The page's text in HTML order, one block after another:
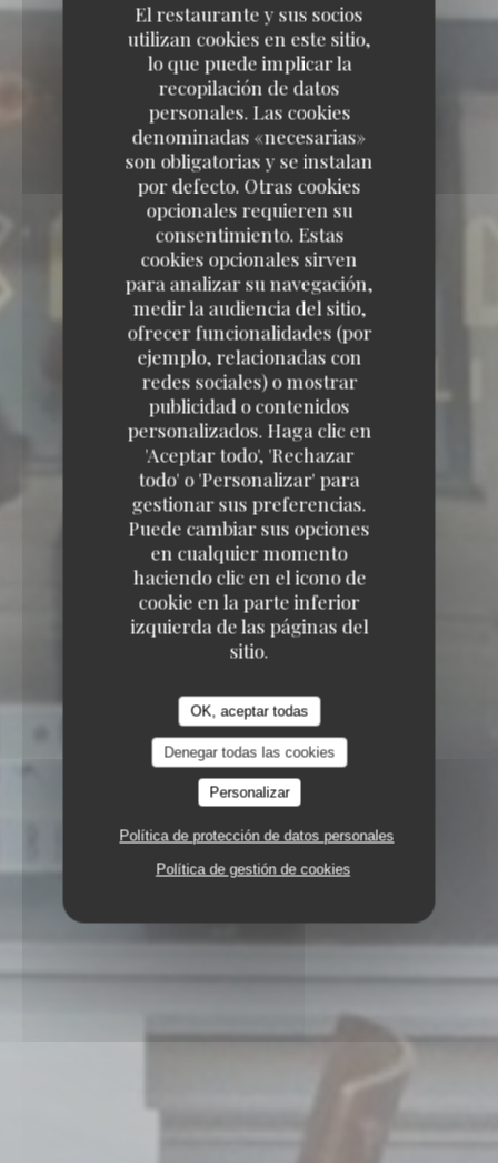
El restaurante y sus socios
utilizan cookies en este sitio,
lo que puede implicar la
recopilación de datos
personales. Las cookies
denominadas «necesarias»
son obligatorias y se instalan
por defecto. Otras cookies
opcionales requieren su
consentimiento. Estas
cookies opcionales sirven
para analizar su navegación,
medir la audiencia del sitio,
ofrecer funcionalidades (por
ejemplo, relacionadas con
redes sociales) o mostrar
publicidad o contenidos
personalizados. Haga clic en
'Aceptar todo', 'Rechazar
todo' o 'Personalizar' para
gestionar sus preferencias.
Puede cambiar sus opciones
en cualquier momento
haciendo clic en el icono de
cookie en la parte inferior
izquierda de las páginas del
sitio.
OK, aceptar todas
Denegar todas las cookies
Personalizar
Política de protección de datos personales
Política de gestión de cookies
164 RUE SOLFÉRINO 59800 LILLE